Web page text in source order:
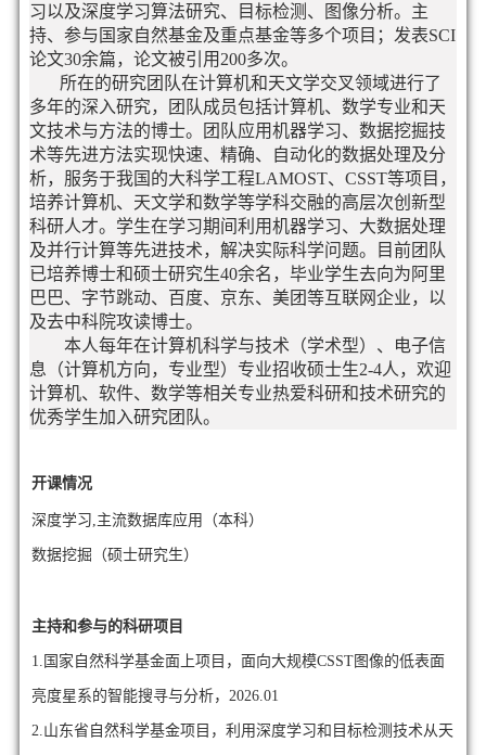
习以及深度学习算法研究、目标检测、图像分析。主
持、参与国家自然基金及重点基金等多个项目；发表SCI
论文30余篇，论文被引用200多次。
所在的研究团队在计算机和天文学交叉领域进行了
多年的深入研究，团队成员包括计算机、数学专业和天
文技术与方法的博士。团队应用机器学习、数据挖掘技
术等先进方法实现快速、精确、自动化的数据处理及分
析，服务于我国的大科学工程LAMOST、CSST等项目，
培养计算机、天文学和数学等学科交融的高层次创新型
科研人才。 学生在学习期间利用机器学习、大数据处理
及并行计算等先进技术，解决实际科学问题。目前团队
已培养博士和硕士研究生40余名，毕业学生去向为阿里
巴巴、字节跳动、百度、京东、美团等互联网企业，以
及去中科院攻读博士。
本人每年在计算机科学与技术（学术型）、电子信
息（计算机方向，专业型）专业招收硕士生2-4人，欢迎
计算机、软件、数学等相关专业热爱科研和技术研究的
优秀学生加入研究团队。
开课情况
深度学习,主流数据库应用（本科）
数据挖掘（硕士研究生）
主持和参与的科研项目
1. 国家自然科学基金面上项目，面向大规模CSST图像的低表面
亮度星系的智能搜寻与分析，2026.01
2.山东省自然科学基金项目，利用深度学习和目标检测技术从天